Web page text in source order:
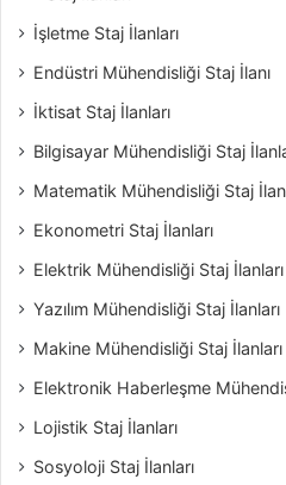
İşletme Staj İlanları
Endüstri Mühendisliği Staj İlanı
İktisat Staj İlanları
Bilgisayar Mühendisliği Staj
Matematik Mühendisliği Staj
Ekonometri Staj İlanları
Elektrik Mühendisliği Staj İlanları
Yazılım Mühendisliği Staj İlanları
Makine Mühendisliği Staj İlanları
Elektronik Haberleşme
Lojistik Staj İlanları
Sosyoloji Staj İlanları